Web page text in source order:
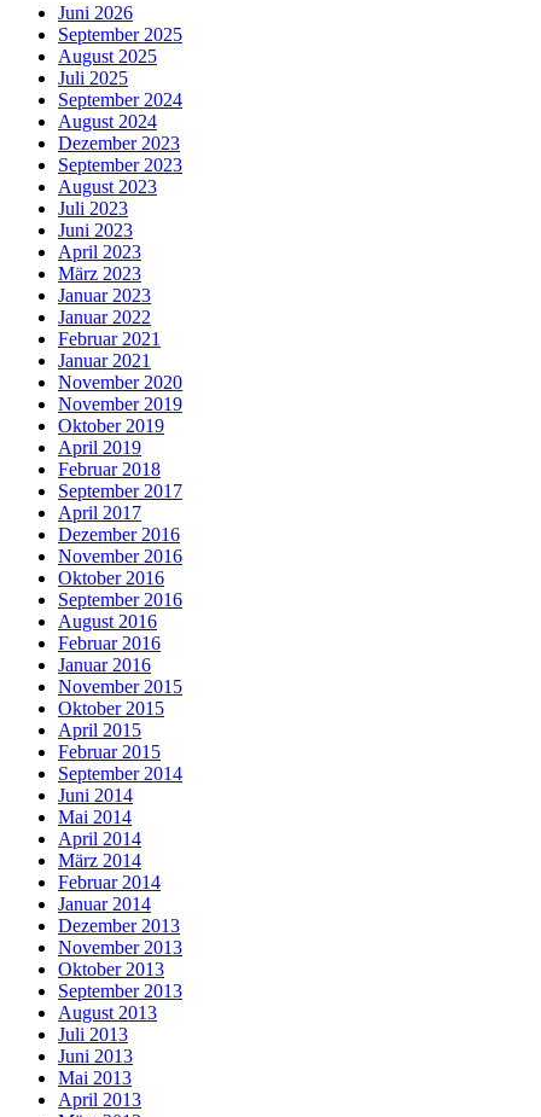
Juni 2026
September 2025
August 2025
Juli 2025
September 2024
August 2024
Dezember 2023
September 2023
August 2023
Juli 2023
Juni 2023
April 2023
März 2023
Januar 2023
Januar 2022
Februar 2021
Januar 2021
November 2020
November 2019
Oktober 2019
April 2019
Februar 2018
September 2017
April 2017
Dezember 2016
November 2016
Oktober 2016
September 2016
August 2016
Februar 2016
Januar 2016
November 2015
Oktober 2015
April 2015
Februar 2015
September 2014
Juni 2014
Mai 2014
April 2014
März 2014
Februar 2014
Januar 2014
Dezember 2013
November 2013
Oktober 2013
September 2013
August 2013
Juli 2013
Juni 2013
Mai 2013
April 2013